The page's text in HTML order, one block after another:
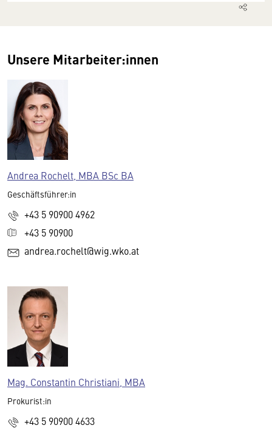
Unsere Mitarbeiter:innen
Andrea Rochelt, MBA BSc BA
Geschäftsführer:in
+43 5 90900 4962
+43 5 90900
andrea.rochelt@wig.wko.at
Mag. Constantin Christiani, MBA
Prokurist:in
+43 5 90900 4633